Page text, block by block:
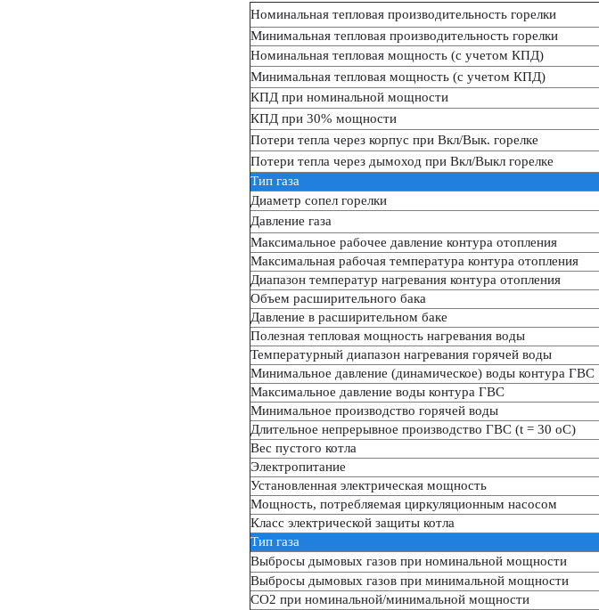
Номинальная тепловая производительность горелки
Минимальная тепловая производительность горелки
Номинальная тепловая мощность (с учетом КПД)
Минимальная тепловая мощность (с учетом КПД)
КПД при номинальной мощности
КПД при 30% мощности
Потери тепла через корпус при Вкл/Вык. горелке
Потери тепла через дымоход при Вкл/Выкл горелке
Тип газа
Диаметр сопел горелки
Давление газа
Максимальное рабочее давление контура отопления
Максимальная рабочая температура контура отопления
Диапазон температур нагревания контура отопления
Объем расширительного бака
Давление в расширительном баке
Полезная тепловая мощность нагревания воды
Температурный диапазон нагревания горячей воды
Минимальное давление (динамическое) воды контура ГВС
Максимальное давление воды контура ГВС
Минимальное производство горячей воды
Длительное непрерывное производство ГВС (t = 30 оC)
Вес пустого котла
Электропитание
Установленная электрическая мощность
Мощность, потребляемая циркуляционным насосом
Класс электрической защиты котла
Тип газа
Выбросы дымовых газов при номинальной мощности
Выбросы дымовых газов при минимальной мощности
СО2 при номинальной/минимальной мощности